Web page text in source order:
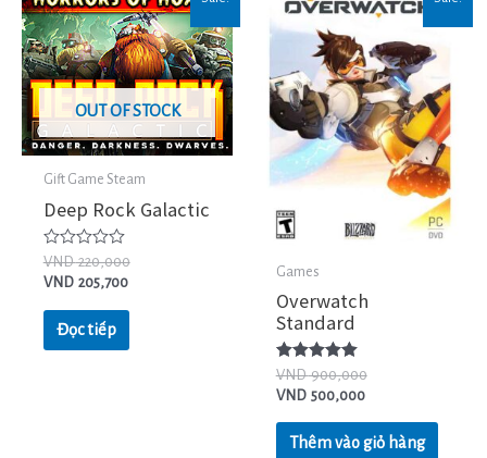
OUT OF STOCK
Gift Game Steam
Deep Rock Galactic
Được
xếp
hạng
sao
VND220,000
VND 205,700
Đọc tiếp
Games
Overwatch
Standard
Được xếp
hạng
5.00
VND900,000
VND 500,000
Thêm vào giỏ hàng